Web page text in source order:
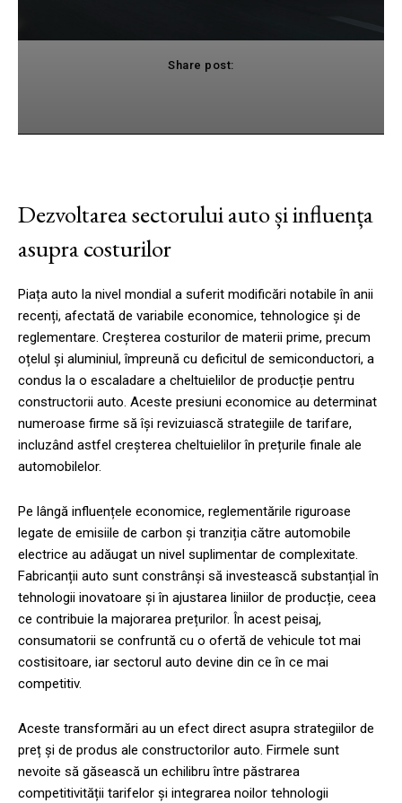
Share post:
Dezvoltarea sectorului auto și influența
asupra costurilor
Piața auto la nivel mondial a suferit modificări notabile în anii
recenți, afectată de variabile economice, tehnologice și de
reglementare. Creșterea costurilor de materii prime, precum
oțelul și aluminiul, împreună cu deficitul de semiconductori, a
condus la o escaladare a cheltuielilor de producție pentru
constructorii auto. Aceste presiuni economice au determinat
numeroase firme să își revizuiască strategiile de tarifare,
incluzând astfel creșterea cheltuielilor în prețurile finale ale
automobilelor.
Pe lângă influențele economice, reglementările riguroase
legate de emisiile de carbon și tranziția către automobile
electrice au adăugat un nivel suplimentar de complexitate.
Fabricanții auto sunt constrânși să investească substanțial în
tehnologii inovatoare și în ajustarea liniilor de producție, ceea
ce contribuie la majorarea prețurilor. În acest peisaj,
consumatorii se confruntă cu o ofertă de vehicule tot mai
costisitoare, iar sectorul auto devine din ce în ce mai
competitiv.
Aceste transformări au un efect direct asupra strategiilor de
preț și de produs ale constructorilor auto. Firmele sunt
nevoite să găsească un echilibru între păstrarea
competitivității tarifelor și integrarea noilor tehnologii